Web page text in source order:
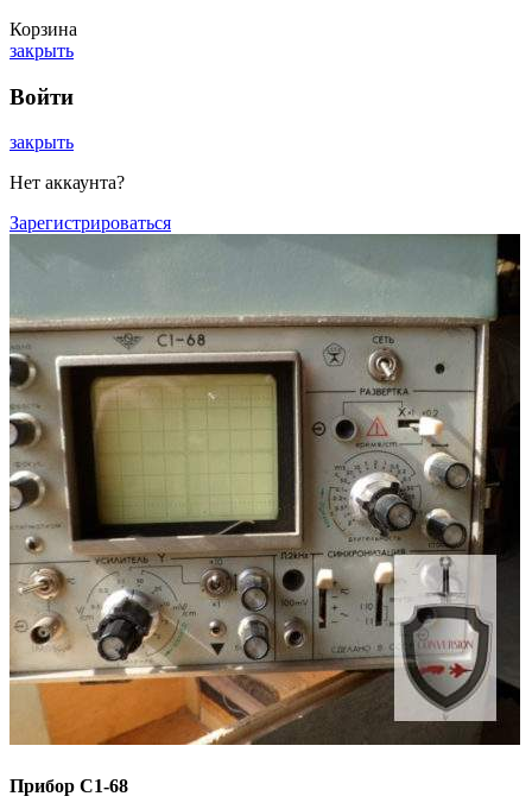
Корзина
закрыть
Войти
закрыть
Нет аккаунта?
Зарегистрироваться
Прибор С1-68